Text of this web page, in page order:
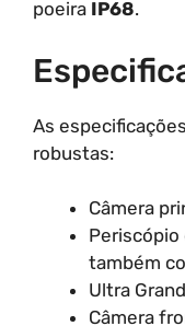
poeira IP68.
As
robustas:
Câmera
Periscópio
também
Ultra
Câmera